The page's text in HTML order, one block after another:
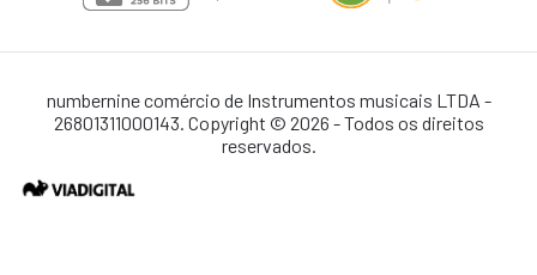
numbernine comércio de Instrumentos musicais LTDA -
26801311000143. Copyright © 2026 - Todos os direitos
reservados.